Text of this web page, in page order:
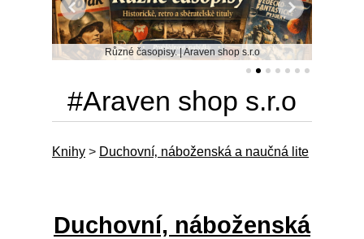
Různé časopisy. | Araven shop s.r.o
#Araven shop s.r.o
Knihy > Duchovní‚ náboženská a naučná lite
Duchovní, náboženská